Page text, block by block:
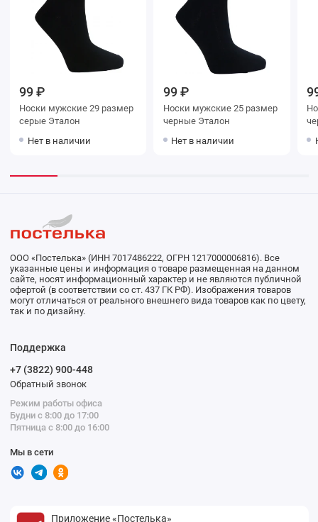
99 ₽
Носки мужские 29 размер
серые Эталон
Нет в наличии
99 ₽
Носки мужские 25 размер
черные Эталон
Нет в наличии
Носки
ООО «Постелька» (ИНН 7017486222, ОГРН 1217000006816). Все
указанные цены и информация о товаре размещенная на данном
сайте, носят информационный характер и не являются публичной
офертой (в соответствии со ст. 437 ГК РФ). Изображения товаров
могут отличаться от реального внешнего вида товаров как по цвету,
так и по дизайну.
Поддержка
+7 (3822) 900-448
Обратный звонок
Режим работы офиса
Будни с 8:00 до 17:00
Пятница с 8:00 до 16:00
Мы в сети
Приложение «Постелька»